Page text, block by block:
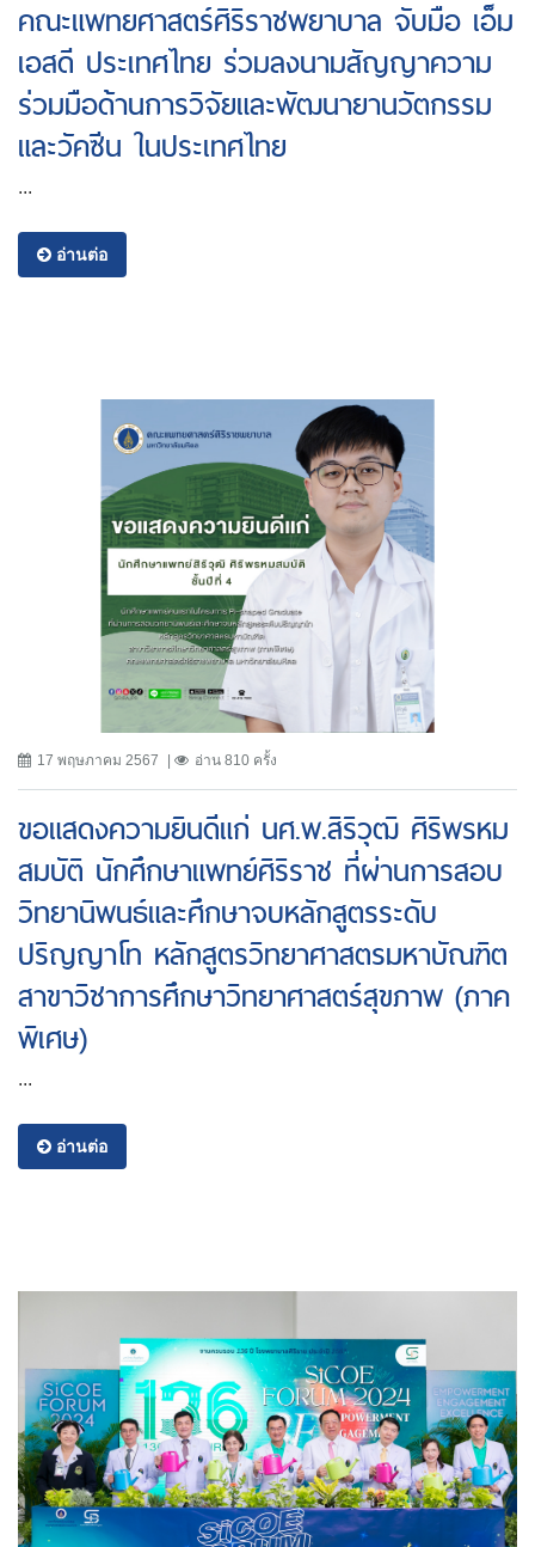
คณะแพทยศาสตร์ศิริราชพยาบาล จับมือ เอ็ม
เอสดี ประเทศไทย ร่วมลงนามสัญญาความ
ร่วมมือด้านการวิจัยและพัฒนายานวัตกรรม
และวัคซีน ในประเทศไทย
...
อ่านต่อ
17 พฤษภาคม 2567 อ่าน 810 ครั้ง
ขอแสดงความยินดีแก่ นศ.พ.สิริวุฒิ ศิริพรหม
สมบัติ นักศึกษาแพทย์ศิริราช ที่ผ่านการสอบ
วิทยานิพนธ์และศึกษาจบหลักสูตรระดับ
ปริญญาโท หลักสูตรวิทยาศาสตรมหาบัณฑิต
สาขาวิชาการศึกษาวิทยาศาสตร์สุขภาพ (ภาค
พิเศษ)
...
อ่านต่อ